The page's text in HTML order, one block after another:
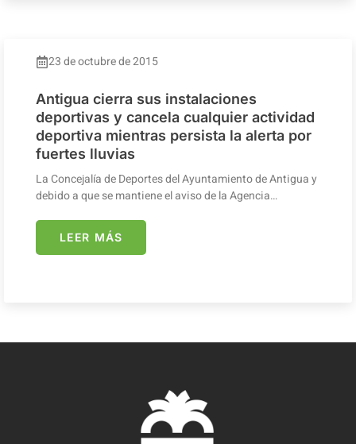
23 de octubre de 2015
Antigua cierra sus instalaciones
deportivas y cancela cualquier actividad
deportiva mientras persista la alerta por
fuertes lluvias
La Concejalía de Deportes del Ayuntamiento de Antigua y
debido a que se mantiene el aviso de la Agencia…
LEER MÁS